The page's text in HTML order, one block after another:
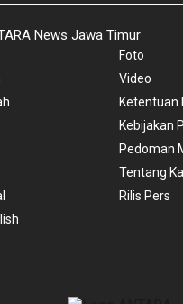
News Jawa Timur
Foto
Video
Ketentuan
Kebijakan
Pedoman
Tentang
Rilis Pers